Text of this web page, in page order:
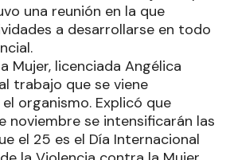
una reunión en la que
a desarrollarse en todo
Mujer, licenciada Angélica
trabajo que se viene
organismo. Explicó que
noviembre se intensificarán las
el 25 es el Día Internacional